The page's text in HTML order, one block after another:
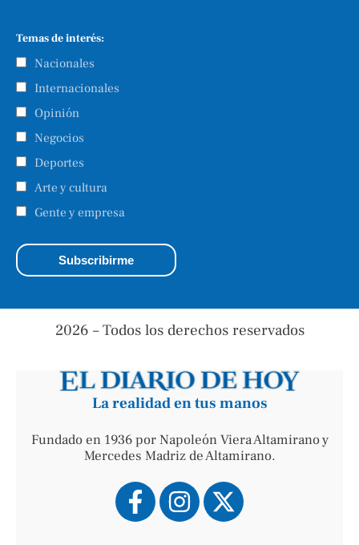
Temas de interés:
Nacionales
Internacionales
Opinión
Negocios
Deportes
Arte y cultura
Gente y empresa
2026 – Todos los derechos reservados
La realidad en tus manos
Fundado en 1936 por Napoleón Viera Altamirano y
Mercedes Madriz de Altamirano.